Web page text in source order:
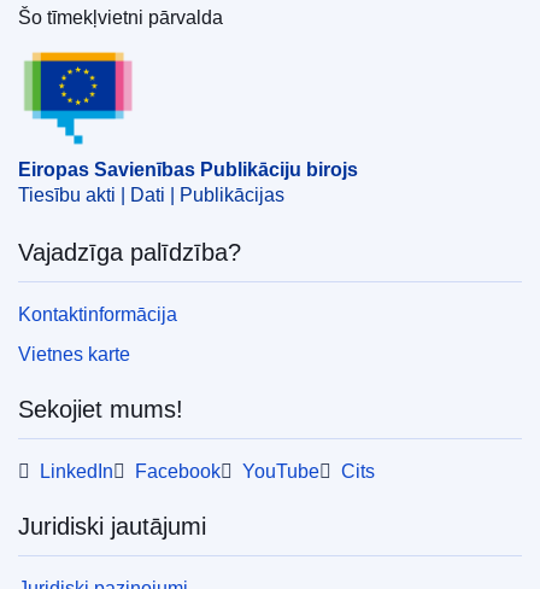
Eiropas Savienības Publikāciju birojs
Šo tīmekļvietni pārvalda
Eiropas Savienības Publikāciju birojs
Tiesību akti | Dati | Publikācijas
Vajadzīga palīdzība?
Kontaktinformācija
Vietnes karte
Sekojiet mums!
LinkedIn Facebook YouTube Cits
Juridiski jautājumi